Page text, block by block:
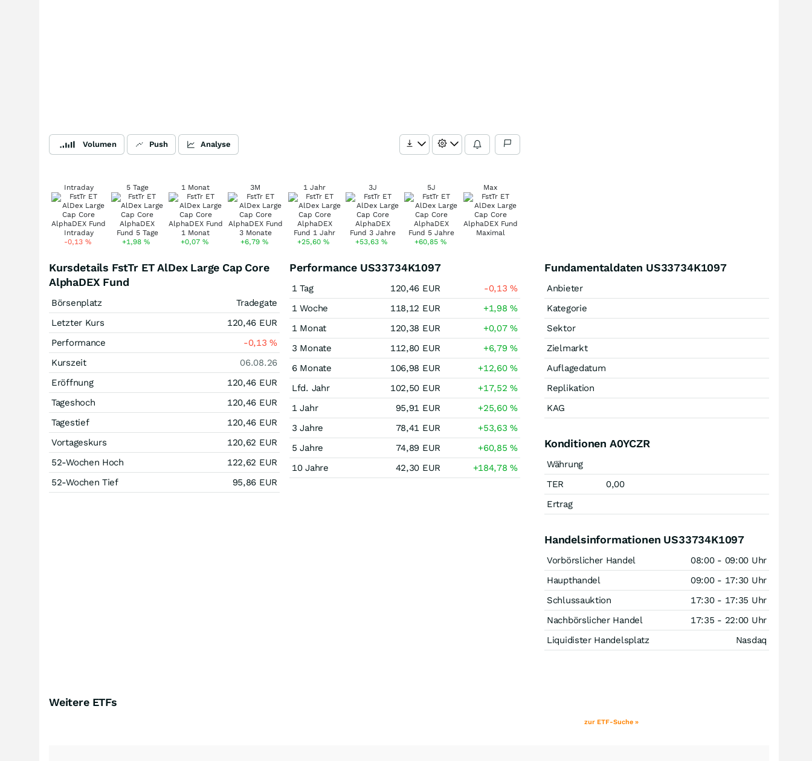
Volumen Push Analyse
Intraday
-0,13 %
5 Tage
+1,98%
1 Monat
+0,07 %
3M
+6,79 %
1 Jahr
+25,60%
3J
+53,63%
5J
+60,85 %
Max
Kursdetails FstTr ET AlDex Large Cap Core
AlphaDEX Fund
Börsenplatz
Tradegate
Letzter Kurs
120,46 EUR
Performance
-0,13%
Kurszeit
06.08.26
Eröffnung
120,46 EUR
Tageshoch
120,46 EUR
Tagestief
120,46 EUR
Vortageskurs
120,62 EUR
52-Wochen Hoch
122,62 EUR
52-Wochen Tief
95,86 EUR
Performance US33734K1097
1 Tag 120,46 EUR -0,13%
1 Woche
118,12 EUR +1,98%
1 Monat
120,38 EUR +0,07%
3 Monate
112,80 EUR +6,79%
6 Monate
106,98 EUR +12,60%
Lfd. Jahr
102,50 EUR +17,52%
1 Jahr
95,91 EUR +25,60%
3 Jahre
78,41 EUR +53,63%
5 Jahre
74,89 EUR +60,85%
10 Jahre
42,30 EUR +184,78%
Fundamentaldaten US33734K1097
Anbieter
Kategorie
Sektor
Zielmarkt
Auflagedatum
Replikation
KAG
Konditionen A0YCZR
Währung
TER
0,00
Ertrag
Handelsinformationen US33734K1097
Vorbörslicher Handel
08:00 - 09:00 Uhr
Haupthandel
09:00 - 17:30 Uhr
Schlussauktion
17:30 - 17:35 Uhr
Nachbörslicher Handel
17:35 - 22:00 Uhr
Liquidister Handelsplatz
Nasdaq
Weitere ETFs
zur ETF-Suche »